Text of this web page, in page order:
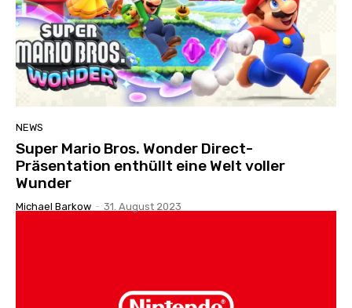
NEWS
Super Mario Bros. Wonder Direct-
Präsentation enthüllt eine Welt voller
Wunder
Michael Barkow - 31. August 2023